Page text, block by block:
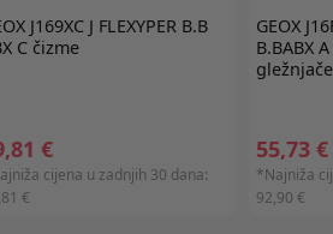
J169XC J FLEXYPER B.B
C čizme
€
cijena u zadnjih 30 dana:
€
GEOX
B.BABX
55,73 €
*Najniža
92,90 €